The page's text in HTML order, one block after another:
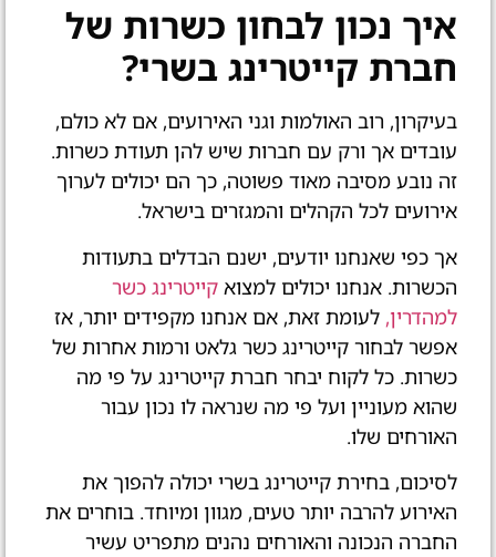
איך נכון לבחון כשרות של
חברת קייטרינג בשרי?
בעיקרון, רוב האולמות וגני האירועים, אם לא כולם,
עובדים אך ורק עם חברות שיש להן תעודת כשרות.
זה נובע מסיבה מאוד פשוטה, כך הם יכולים לערוך
אירועים לכל הקהלים והמגזרים בישראל.
אך כפי שאנחנו יודעים, ישנם הבדלים בתעודות
הכשרות. אנחנו יכולים למצוא קייטרינג כשר
למהדרין, לעומת זאת, אם אנחנו מקפידים יותר, אז
אפשר לבחור קייטרינג כשר גלאט ורמות אחרות של
כשרות. כל לקוח יבחר חברת קייטרינג על פי מה
שהוא מעוניין ועל פי מה שנראה לו נכון עבור
האורחים שלו.
לסיכום, בחירת קייטרינג בשרי יכולה להפוך את
האירוע להרבה יותר טעים, מגוון ומיוחד. בוחרים את
החברה הנכונה והאורחים נהנים מתפריט עשיר